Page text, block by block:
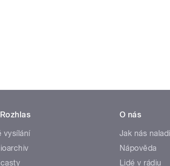
vysílání
O nás
Jak nás
Nápověda
Lidé v rádiu